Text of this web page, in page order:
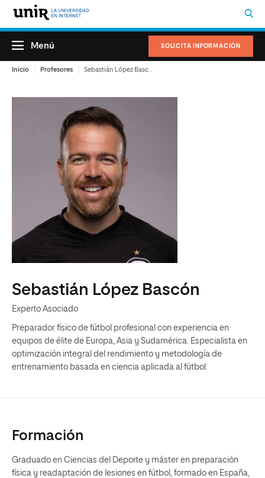
SOLICITA INFORMACIÓN
Menú
Inicio Profesores
Sebastián López Bascón
Experto Asociado
Preparador físico de fútbol profesional con experiencia en
equipos de élite de Europa, Asia y Sudamérica. Especialista en
optimización integral del rendimiento y metodología de
entrenamiento basada en ciencia aplicada al fútbol.
Formación
Graduado en Ciencias del Deporte y máster en preparación
física y readaptación de lesiones en fútbol, formado en España,